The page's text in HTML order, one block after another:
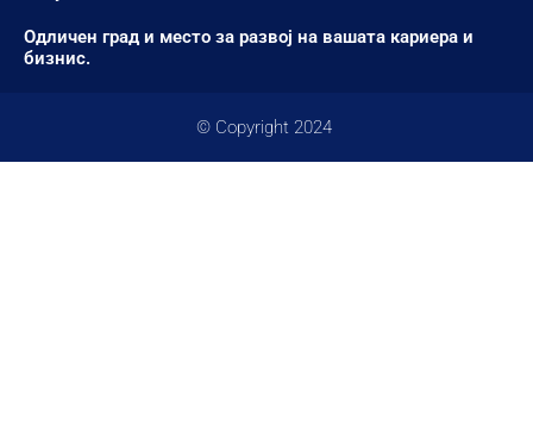
Одличен град и место за развој на вашата кариера и
бизнис.
© Copyright 2024